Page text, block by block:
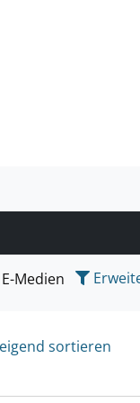
suchen wollen.
E-Medien
sortieren